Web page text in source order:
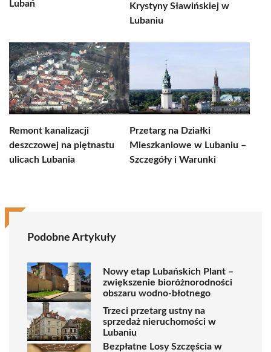
Lubań
Krystyny Sławińskiej w
Lubaniu
Remont kanalizacji
deszczowej na piętnastu
ulicach Lubania
Przetarg na Działki
Mieszkaniowe w Lubaniu –
Szczegóły i Warunki
Podobne Artykuły
Nowy etap Lubańskich Plant –
zwiększenie bioróżnorodności
obszaru wodno-błotnego
Trzeci przetarg ustny na
sprzedaż nieruchomości w
Lubaniu
Bezpłatne Losy Szczęścia w